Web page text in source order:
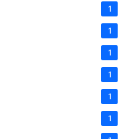
1
1
1
1
1
1